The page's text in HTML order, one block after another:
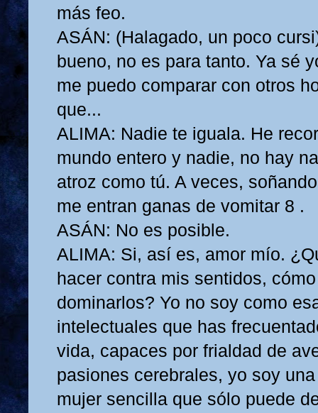
más feo.
ASÁN: (Halagado, un poco
bueno, no es para tanto. Ya sé
me puedo comparar con otros
que...
ALIMA: Nadie te iguala. He
mundo entero y nadie, no hay
atroz como tú. A veces,
me entran ganas de vomitar 8 .
ASÁN: No es posible.
ALIMA: Si, así es, amor mío.
hacer contra mis sentidos, cómo
dominarlos? Yo no soy como
intelectuales que has
vida, capaces por frialdad de
pasiones cerebrales, yo soy
mujer sencilla que sólo puede